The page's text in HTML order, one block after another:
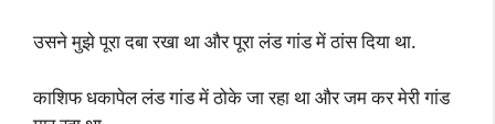
उसने मुझे पूरा दबा रखा था और पूरा लंड गांड में ठांस दिया था.
काशिफ धकापेल लंड गांड में ठोके जा रहा था और जम कर मेरी गांड